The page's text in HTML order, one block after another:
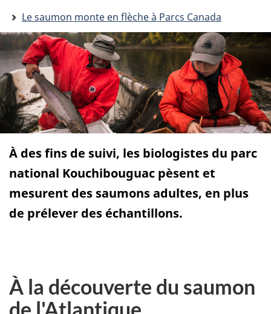
Le saumon monte en flèche à Parcs Canada
À des fins de suivi, les biologistes du parc
national Kouchibouguac pèsent et
mesurent des saumons adultes, en plus
de prélever des échantillons.
À la découverte du saumon
de l'Atlantique